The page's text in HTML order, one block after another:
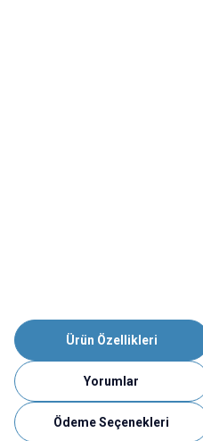
Ürün Özellikleri
Yorumlar
Ödeme Seçenekleri